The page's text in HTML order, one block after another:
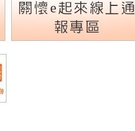
關懷e起來線上通
報專區